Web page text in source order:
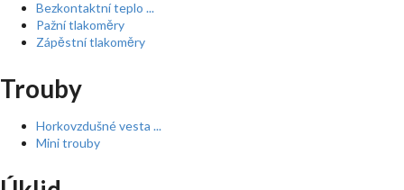
Bezkontaktní teplo ...
Pažní tlakoměry
Zápěstní tlakoměry
Trouby
Horkovzdušné vesta ...
Mini trouby